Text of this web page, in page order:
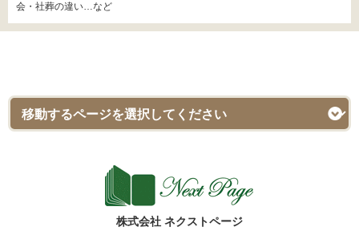
会・社葬の違い…など
株式会社 ネクストページ